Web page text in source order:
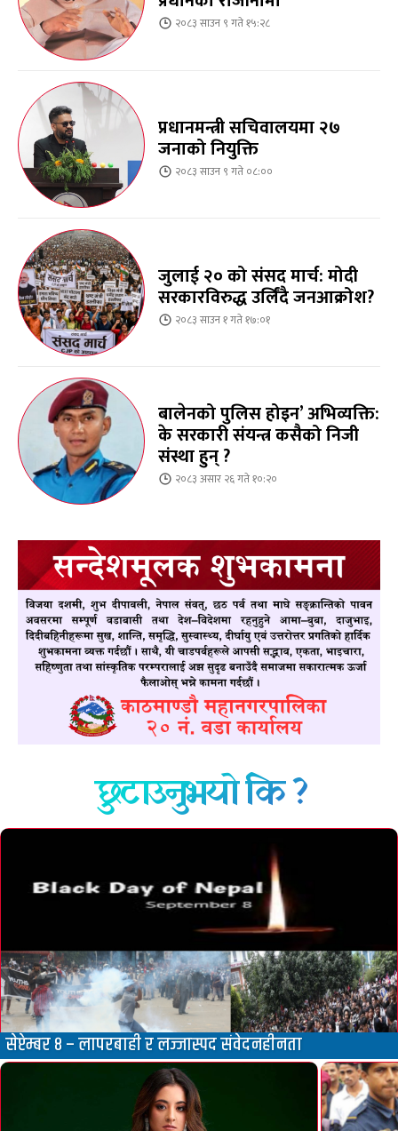
२०८३ साउन ९ गते १५:२८
प्रधानमन्त्री सचिवालयमा २७
जनाको नियुक्ति
२०८३ साउन ९ गते ०८:००
जुलाई २० को संसद मार्च: मोदी
सरकारविरुद्ध उर्लिंदै जनआक्रोश?
२०८३ साउन १ गते १७:०१
बालेनको पुलिस होइन’ अभिव्यक्ति:
के सरकारी संयन्त्र कसैको निजी
संस्था हुन् ?
२०८३ असार २६ गते १०:२०
छुटाउनुभयो कि ?
सेप्टेम्बर ८ – लापरबाही र लज्जास्पद संवेदनहीनता